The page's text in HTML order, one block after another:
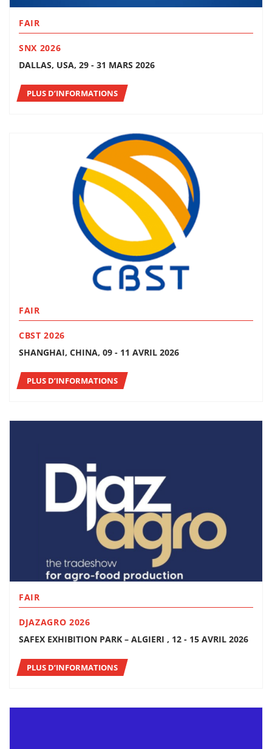
FAIR
SNX 2026
DALLAS, USA, 29 - 31 MARS 2026
PLUS D’INFORMATIONS
FAIR
CBST 2026
SHANGHAI, CHINA, 09 - 11 AVRIL 2026
PLUS D’INFORMATIONS
FAIR
DJAZAGRO 2026
SAFEX EXHIBITION PARK – ALGIERI , 12 - 15 AVRIL 2026
PLUS D’INFORMATIONS